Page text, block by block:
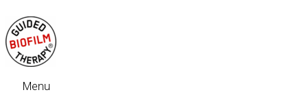
til
indholdet
Menu
Menu